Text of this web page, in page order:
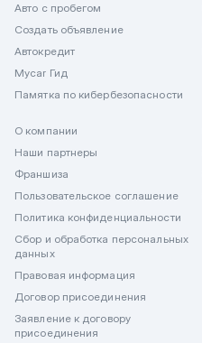
Авто с пробегом
Создать объявление
Автокредит
Mycar Гид
Памятка по кибербезопасности
О компании
Наши партнеры
Франшиза
Пользовательское соглашение
Политика конфиденциальности
Сбор и обработка персональных
данных
Правовая информация
Договор присоединения
Заявление к договору
присоединения